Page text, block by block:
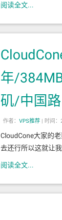
阅读全文...
年/
矶/中国
作者： VPS推荐 | 时间：
CloudCone大家的
去还行所以这就让
阅读全文...